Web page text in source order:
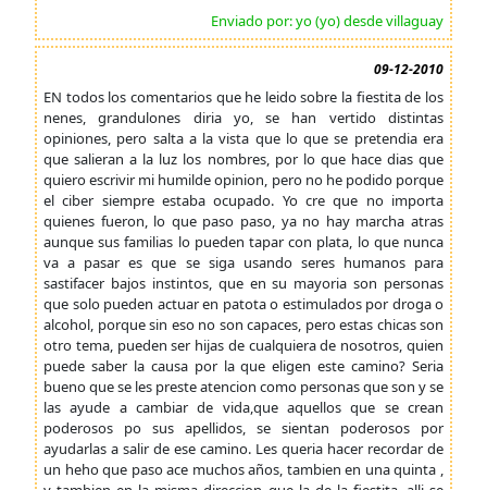
Enviado por: yo (yo) desde villaguay
09-12-2010
EN todos los comentarios que he leido sobre la fiestita de los
nenes, grandulones diria yo, se han vertido distintas
opiniones, pero salta a la vista que lo que se pretendia era
que salieran a la luz los nombres, por lo que hace dias que
quiero escrivir mi humilde opinion, pero no he podido porque
el ciber siempre estaba ocupado. Yo cre que no importa
quienes fueron, lo que paso paso, ya no hay marcha atras
aunque sus familias lo pueden tapar con plata, lo que nunca
va a pasar es que se siga usando seres humanos para
sastifacer bajos instintos, que en su mayoria son personas
que solo pueden actuar en patota o estimulados por droga o
alcohol, porque sin eso no son capaces, pero estas chicas son
otro tema, pueden ser hijas de cualquiera de nosotros, quien
puede saber la causa por la que eligen este camino? Seria
bueno que se les preste atencion como personas que son y se
las ayude a cambiar de vida,que aquellos que se crean
poderosos po sus apellidos, se sientan poderosos por
ayudarlas a salir de ese camino. Les queria hacer recordar de
un heho que paso ace muchos años, tambien en una quinta ,